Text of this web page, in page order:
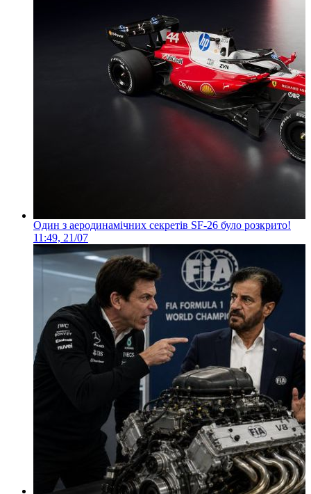
Один з аеродинамічних секретів SF-26 було розкрито!
11:49, 21/07